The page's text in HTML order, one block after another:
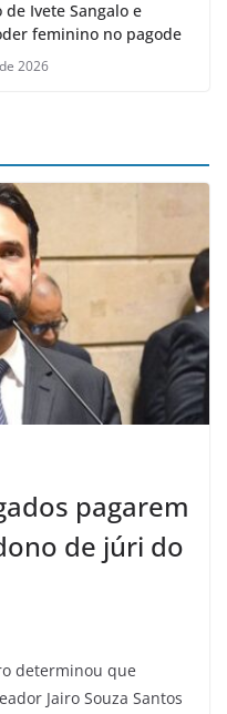
Ivete Sangalo e
feminino no pagode
2026
pagarem
de júri do
determinou que
Jairo Souza Santos